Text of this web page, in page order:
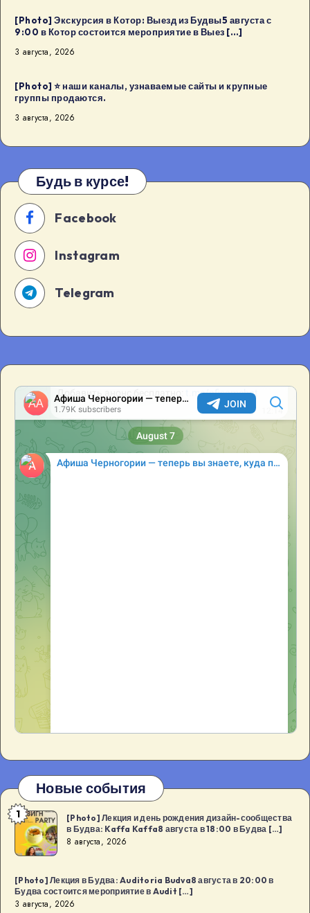
Kaffa
августа
18:00
в
[…]
[Photo] Экскурсия в Котор: Выезд из Будвы5 августа с
9:00 в Котор состоится мероприятие в Выез […]
3 августа, 2026
[Photo] ⭐️ наши каналы, узнаваемые сайты и крупные
группы продаются.
3 августа, 2026
Будь в курсе!
Facebook
Instagram
Telegram
Новые события
[Photo]
Лекция
и
рождения
дизайн-
1
[Photo] Лекция и день рождения дизайн-сообщества
в Будва: Kaffa Kaffa8 августа в 18:00 в Будва […]
8 августа, 2026
[Photo] Лекция в Будва: Auditoria Budva8 августа в 20:00 в
Будва состоится мероприятие в Audit […]
3 августа, 2026